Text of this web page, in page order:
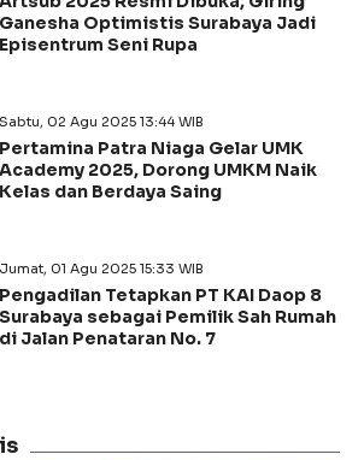
Ganesha Optimistis Surabaya Jadi
Episentrum Seni Rupa
Sabtu, 02 Agu 2025 13:44 WIB
Pertamina Patra Niaga Gelar UMK
Academy 2025, Dorong UMKM Naik
Kelas dan Berdaya Saing
Jumat, 01 Agu 2025 15:33 WIB
Pengadilan Tetapkan PT KAI Daop 8
Surabaya sebagai Pemilik Sah Rumah
di Jalan Penataran No. 7